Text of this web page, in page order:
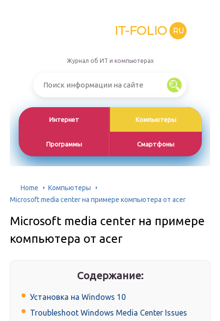
IT-FOLIO RU
Журнал об ИТ и компьютерах
Интернет Компьютеры
Программы Смартфоны
Home
Компьютеры
Microsoft media center на примере компьютера от acer
Microsoft media center на примере
компьютера от acer
Содержание:
Установка на Windows 10
Troubleshoot Windows Media Center Issues